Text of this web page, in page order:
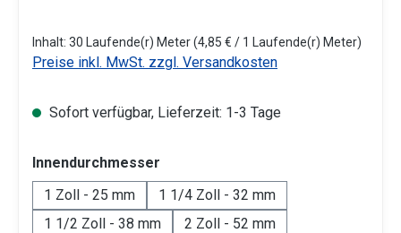
Inhalt: 30 Laufende(r) Meter(4,85 € / 1 Laufende(r) Meter)
Preise inkl. MwSt. zzgl. Versandkosten
Sofort verfügbar, Lieferzeit: 1-3 Tage
Innendurchmesser
1 Zoll - 25 mm
1 1/4 Zoll - 32 mm
1 1/2 Zoll - 38 mm
2 Zoll - 52 mm